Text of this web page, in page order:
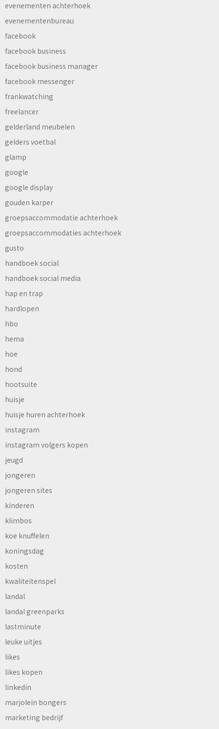
evenementen achterhoek
evenementenbureau
facebook
facebook business
facebook business manager
facebook messenger
frankwatching
freelancer
gelderland meubelen
gelders voetbal
glamp
google
google display
gouden karper
groepsaccommodatie achterhoek
groepsaccommodaties achterhoek
gusto
handboek social
handboek social media
hap en trap
hardlopen
hbo
hema
hoe
hond
hootsuite
huisje
huisje huren achterhoek
instagram
instagram volgers kopen
jeugd
jongeren
jongeren sites
kinderen
klimbos
koe knuffelen
koningsdag
kosten
kwaliteitenspel
landal
landal greenparks
lastminute
leuke uitjes
likes
likes kopen
linkedin
marjolein bongers
marketing bedrijf